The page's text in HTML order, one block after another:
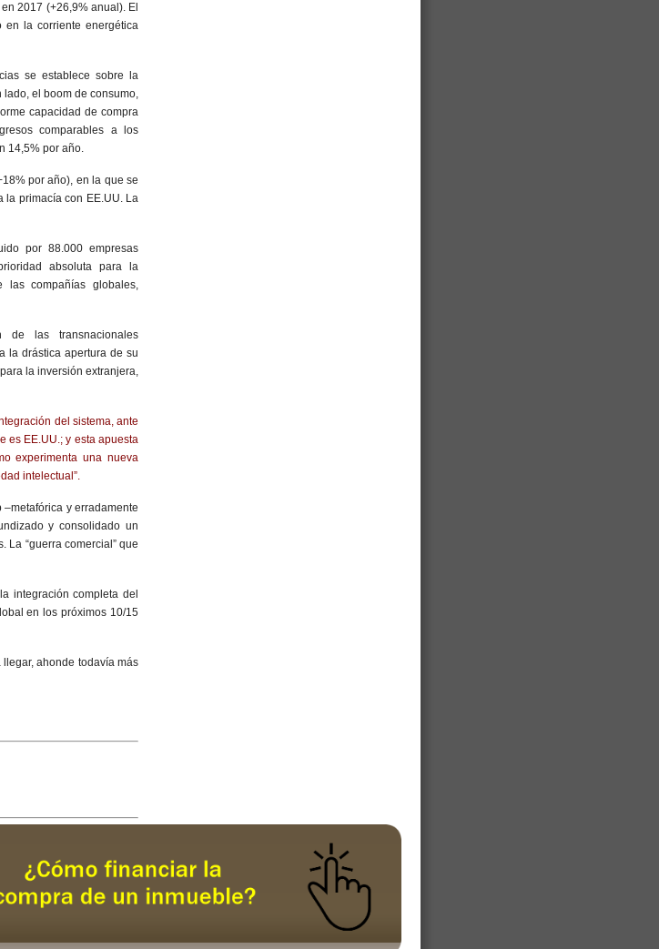
2017 (+26,9% anual). El
en la corriente energética
se establece sobre la
el boom de consumo,
capacidad de compra
comparables a los
14,5% por año.
por año), en la que se
la primacía con EE.UU. La
por 88.000 empresas
absoluta para la
compañías globales,
las transnacionales
la drástica apertura de su
la inversión extranjera,
del sistema, ante
es EE.UU.; y esta apuesta
experimenta una nueva
intelectual”.
y erradamente
y consolidado un
La “guerra comercial” que
integración completa del
en los próximos 10/15
ahonde todavía más